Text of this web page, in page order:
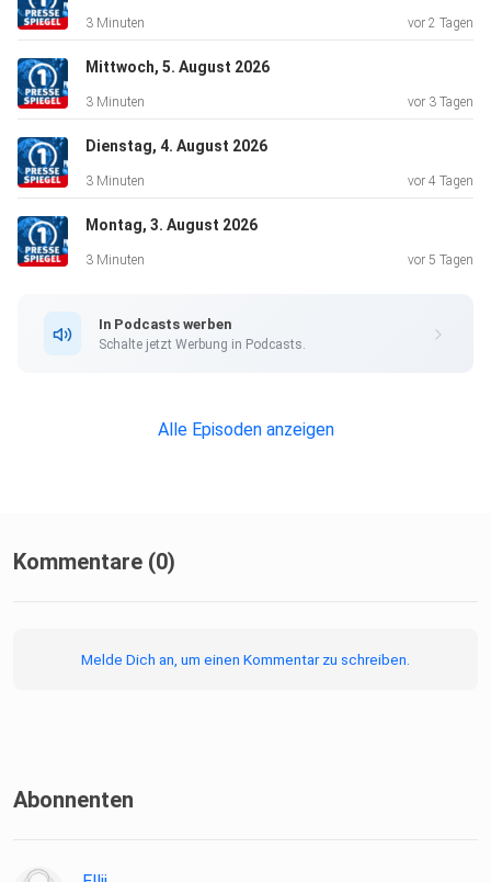
3 Minuten vor 2 Tagen
Mittwoch, 5. August 2026
3 Minuten vor 3 Tagen
Dienstag, 4. August 2026
3 Minuten vor 4 Tagen
Montag, 3. August 2026
3 Minuten vor 5 Tagen
In Podcasts werben
Schalte jetzt Werbung in Podcasts.
Alle Episoden anzeigen
Kommentare (0)
Melde Dich an, um einen Kommentar zu schreiben.
Abonnenten